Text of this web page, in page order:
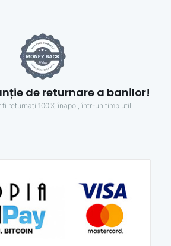
de returnare a banilor!
fi returnați 100% înapoi, într-un timp util.